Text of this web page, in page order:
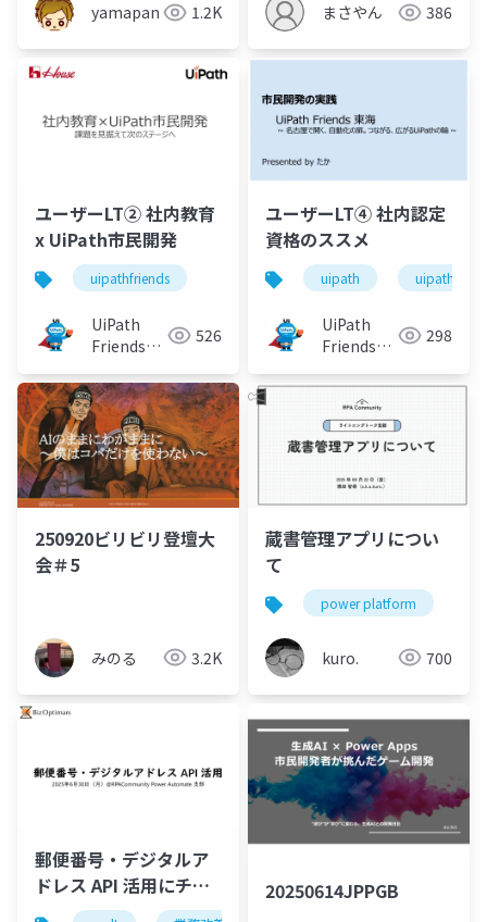
yamapan 1.2K まさやん 386
ユーザーLT② 社内教育
x UiPath市民開発
uipathfriends
UiPath
Friends
526
ユーザーLT④ 社内認定
資格のススメ
uipath
UiPath
Friends
298
250920ビリビリ登壇大
会＃5
みのる 3.2K
蔵書管理アプリについ
て
power platform
kuro. 700
郵便番号・デジタルア
ドレス API 活用にチャ
レンジ！
20250614JPPGB